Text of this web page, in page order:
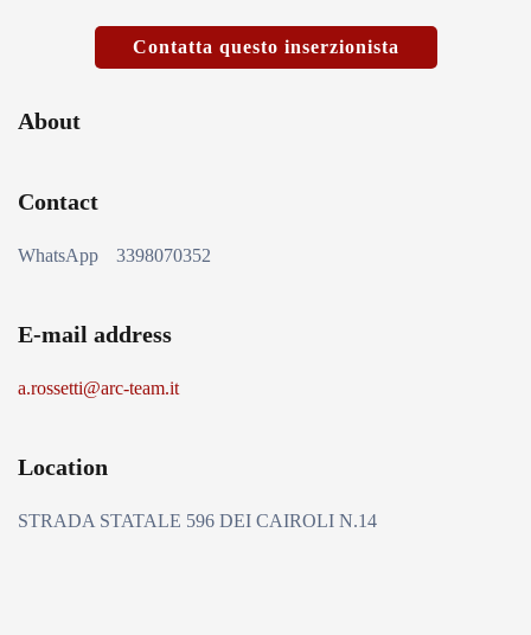
Contatta questo inserzionista
About
Contact
WhatsApp 3398070352
E-mail address
a.rossetti@arc-team.it
Location
STRADA STATALE 596 DEI CAIROLI N.14